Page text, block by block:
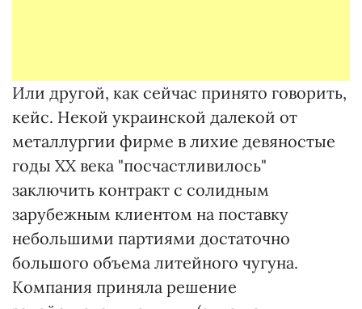
Или другой, как сейчас принято говорить,
кейс. Некой украинской далекой от
металлургии фирме в лихие девяностые
годы ХХ века "посчастливилось"
заключить контракт с солидным
зарубежным клиентом на поставку
небольшими партиями достаточно
большого объема литейного чугуна.
Компания приняла решение